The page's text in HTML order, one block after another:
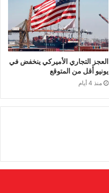
العجز التجاري الأميركي ينخفض في
يونيو أقل من المتوقع
منذ 4 أيام